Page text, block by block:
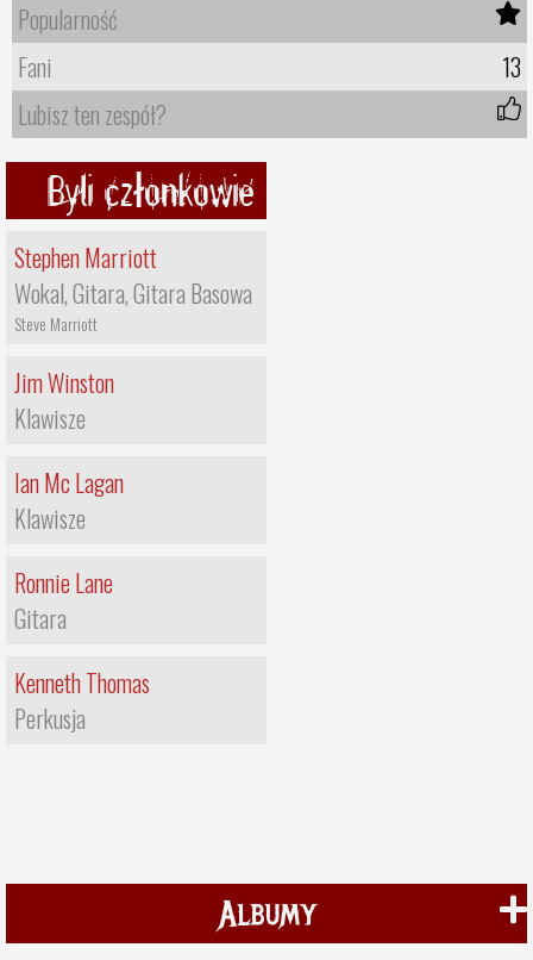
Popularność
Fani
13
Lubisz ten zespół?
Byli członkowie
Stephen Marriott
Wokal, Gitara, Gitara Basowa
Steve Marriott
Jim Winston
Klawisze
Ian Mc Lagan
Klawisze
Ronnie Lane
Gitara
Kenneth Thomas
Perkusja
Albumy